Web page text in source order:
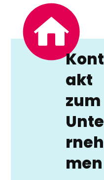
Kont
akt
zum
Unte
rneh
men